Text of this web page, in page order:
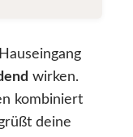
wirken.
kombiniert
deine